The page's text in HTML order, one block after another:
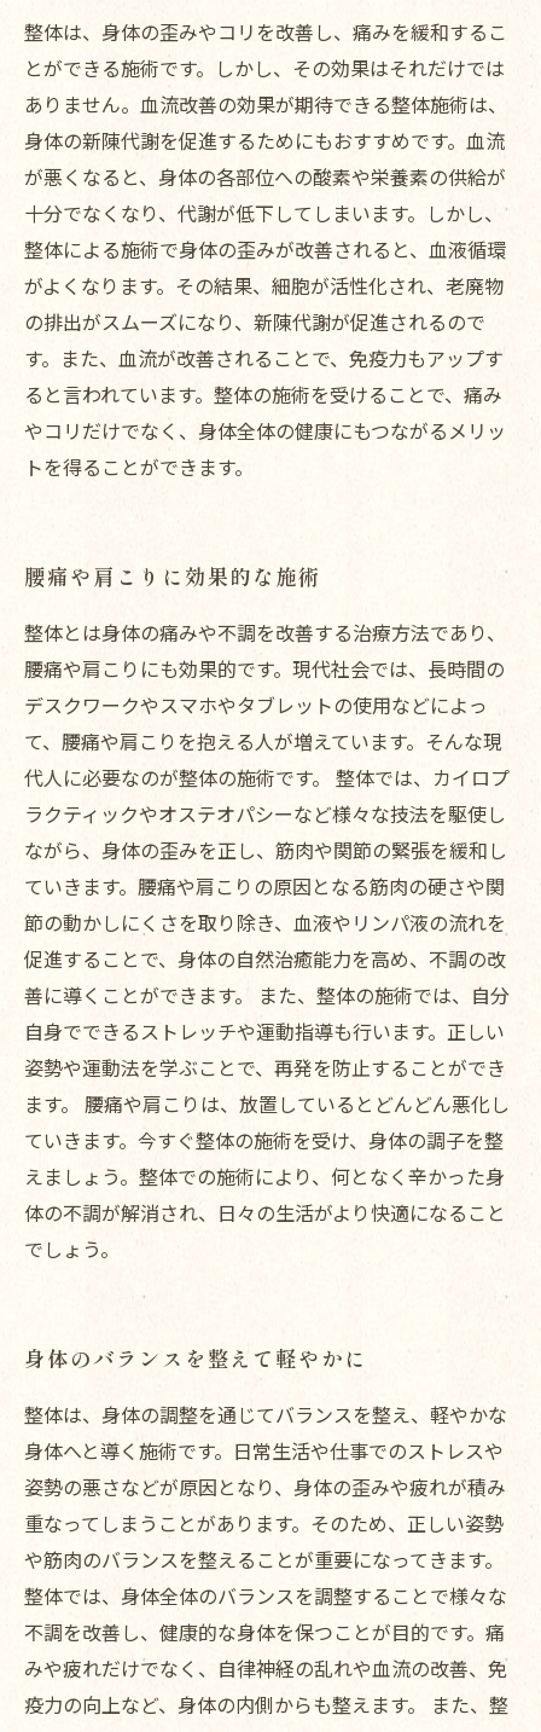
整体は、身体の歪みやコリを改善し、痛みを緩和するこ
とができる施術です。しかし、その効果はそれだけでは
ありません。血流改善の効果が期待できる整体施術は、
身体の新陳代謝を促進するためにもおすすめです。血流
が悪くなると、身体の各部位への酸素や栄養素の供給が
十分でなくなり、代謝が低下してしまいます。しかし、
整体による施術で身体の歪みが改善されると、血液循環
がよくなります。その結果、細胞が活性化され、老廃物
の排出がスムーズになり、新陳代謝が促進されるので
す。また、血流が改善されることで、免疫力もアップす
ると言われています。整体の施術を受けることで、痛み
やコリだけでなく、身体全体の健康にもつながるメリッ
トを得ることができます。
腰痛や肩こりに効果的な施術
整体とは身体の痛みや不調を改善する治療方法であり、
腰痛や肩こりにも効果的です。現代社会では、長時間の
デスクワークやスマホやタブレットの使用などによっ
て、腰痛や肩こりを抱える人が増えています。そんな現
代人に必要なのが整体の施術です。 整体では、カイロプ
ラクティックやオステオパシーなど様々な技法を駆使し
ながら、身体の歪みを正し、筋肉や関節の緊張を緩和し
ていきます。腰痛や肩こりの原因となる筋肉の硬さや関
節の動かしにくさを取り除き、血液やリンパ液の流れを
促進することで、身体の自然治癒能力を高め、不調の改
善に導くことができます。 また、整体の施術では、自分
自身でできるストレッチや運動指導も行います。正しい
姿勢や運動法を学ぶことで、再発を防止することができ
ます。 腰痛や肩こりは、放置しているとどんどん悪化し
ていきます。今すぐ整体の施術を受け、身体の調子を整
えましょう。整体での施術により、何となく辛かった身
体の不調が解消され、日々の生活がより快適になること
でしょう。
身体のバランスを整えて軽やかに
整体は、身体の調整を通じてバランスを整え、軽やかな
身体へと導く施術です。日常生活や仕事でのストレスや
姿勢の悪さなどが原因となり、身体の歪みや疲れが積み
重なってしまうことがあります。そのため、正しい姿勢
や筋肉のバランスを整えることが重要になってきます。
整体では、身体全体のバランスを調整することで様々な
不調を改善し、健康的な身体を保つことが目的です。痛
みや疲れだけでなく、自律神経の乱れや血流の改善、免
疫力の向上など、身体の内側からも整えます。 また、整